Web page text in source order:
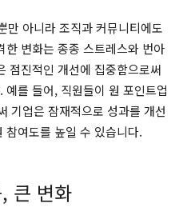
만 아니라 조직과 커뮤니티에도
한 변화는 종종 스트레스와 번아
점진적인 개선에 집중함으로써
를 들어, 직원들이 원 포인트업
기업은 잠재적으로 성과를 개선
참여도를 높일 수 있습니다.
큰 변화